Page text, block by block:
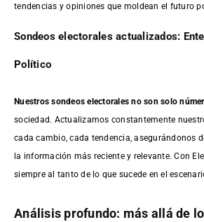
tendencias y opiniones que moldean el futuro
Sondeos electorales actualizados:
Político
Nuestros sondeos electorales no son solo
sociedad. Actualizamos constantemente
cada cambio, cada tendencia, asegurándonos
la información más reciente y relevante. Con
siempre al tanto de lo que sucede en el
Análisis profundo: más allá de